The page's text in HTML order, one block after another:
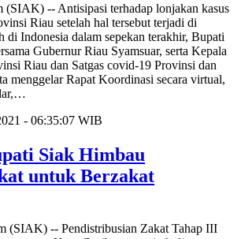
(SIAK) -- Antisipasi terhadap lonjakan kasus
Riau setelah hal tersebut terjadi di
di Indonesia dalam sepekan terakhir, Bupati
Gubernur Riau Syamsuar, serta Kepala
Riau dan Satgas covid-19 Provinsi dan
menggelar Rapat Koordinasi secara virtual,
- 06:35:07 WIB
Siak Himbau
untuk Berzakat
(SIAK) -- Pendistribusian Zakat Tahap III